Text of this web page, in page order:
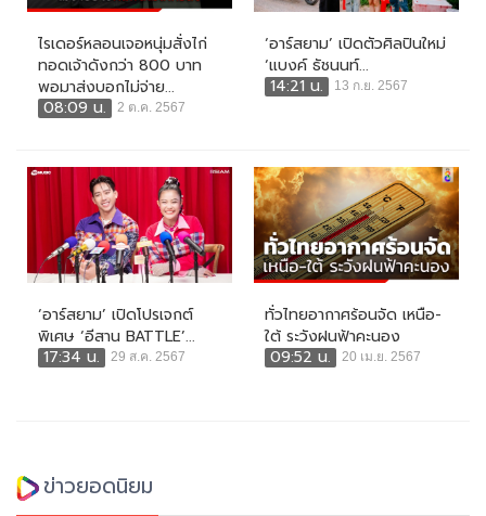
ไรเดอร์หลอนเจอหนุ่มสั่งไก่
ทอดเจ้าดังกว่า 800 บาท
พอมาส่งบอกไม่จ่าย...
08:09 น.
2 ต.ค. 2567
‘อาร์สยาม’ เปิดตัวศิลปินใหม่
‘แบงค์ ธัชนนท์...
14:21 น.
13 ก.ย. 2567
‘อาร์สยาม’ เปิดโปรเจกต์
พิเศษ ‘อีสาน BATTLE’...
17:34 น.
29 ส.ค. 2567
ทั่วไทยอากาศร้อนจัด เหนือ-
ใต้ ระวังฝนฟ้าคะนอง
09:52 น.
20 เม.ย. 2567
ข่าวยอดนิยม